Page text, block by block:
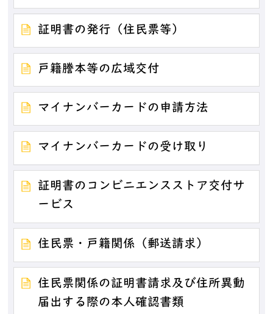
証明書の発行（住民票等）
戸籍謄本等の広域交付
マイナンバーカードの申請方法
マイナンバーカードの受け取り
証明書のコンビニエンスストア交付サ
ービス
住民票・戸籍関係（郵送請求）
住民票関係の証明書請求及び住所異動
届出する際の本人確認書類